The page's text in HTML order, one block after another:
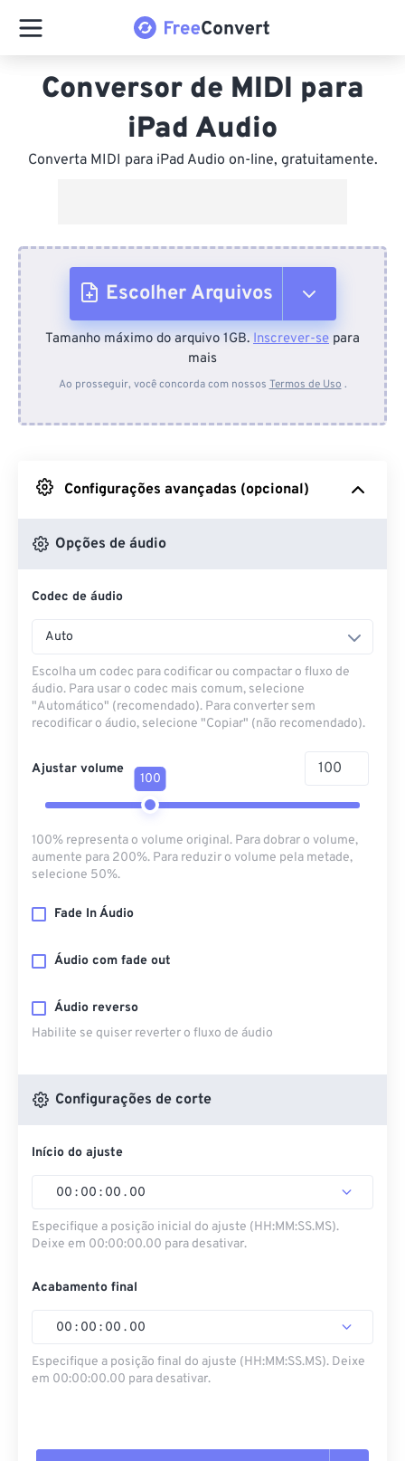
Conversor de MIDI para
iPad Audio
Converta MIDI para iPad Audio on-line, gratuitamente.
Escolher Arquivos
Do dispositivo
Do Google Drive
Do OneDrive
Tamanho máximo do arquivo 1GB. Inscrever-se para
mais
Ao prosseguir, você concorda com nossos Termos de Uso .
Configurações avançadas (opcional)
Opções de áudio
Codec de áudio
Auto
Escolha um codec para codificar ou compactar o fluxo de
áudio. Para usar o codec mais comum, selecione
"Automático" (recomendado). Para converter sem
recodificar o áudio, selecione "Copiar" (não recomendado).
Ajustar volume
100
100% representa o volume original. Para dobrar o volume,
aumente para 200%. Para reduzir o volume pela metade,
selecione 50%.
Fade In Áudio
Áudio com fade out
Áudio reverso
Habilite se quiser reverter o fluxo de áudio
Configurações de corte
Início do ajuste
00 : 00 : 00 . 00
Especifique a posição inicial do ajuste (HH:MM:SS.MS).
Deixe em 00:00:00.00 para desativar.
Acabamento final
00 : 00 : 00 . 00
Especifique a posição final do ajuste (HH:MM:SS.MS). Deixe
em 00:00:00.00 para desativar.